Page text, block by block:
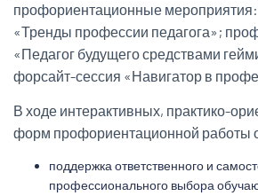
профориентационные
«Тренды профессии педагога»;
«Педагог будущего средствами
форсайт-сессия «Навигатор в
В ходе интерактивных, практико-
форм профориентационной работы
поддержка ответственного и
профессионального выбора